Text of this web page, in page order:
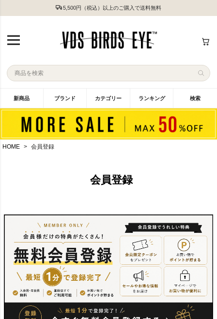
5,500円（税込）以上のご購入で送料無料
新商品 ブランド カテゴリー ランキング 検索
HOME 会員登録
会員登録